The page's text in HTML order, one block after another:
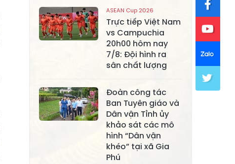
Xã Lục Yên
Xã Tân Lĩnh
Xã Khánh Hòa
Xã Phúc Lợi
Xã Cảm Nhân
Xã Thác Bà
Xã Yên Bình
Xã Bảo Ái
Xã Trấn Yên
Xã Hưng
Khánh
Xã Việt Hồng
ASEAN Cup 2026
Trực tiếp Việt Nam
vs Campuchia
20h00 hôm nay
7/8: Đội hình ra
sân chất lượng
Đoàn công tác
Ban Tuyên giáo và
Dân vận Tỉnh ủy
khảo sát các mô
hình “Dân vận
khéo” tại xã Gia
Phú